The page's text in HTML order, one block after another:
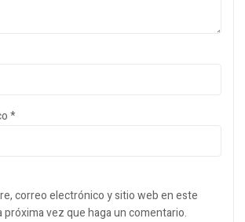
*
correo electrónico y sitio web en este
próxima vez que haga un comentario.